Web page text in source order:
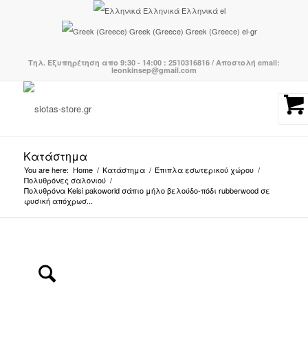
Ελληνικά Ελληνικά el
Greek (Greece) Greek (Greece) el-gr
Τηλ. Εξυπηρέτηση απο 9:30 - 14:00 : 2510316816 / Αποστολή email:
leonkinsep@gmail.com
Κατάστημα
You are here: Home / Κατάστημα / Έπιπλα εσωτερικού χώρου /
Πολυθρόνες σαλονιού /
Πολυθρόνα Keisi pakoworld σάπιο μήλο βελούδο-πόδι rubberwood σε
φυσική απόχρωσ...